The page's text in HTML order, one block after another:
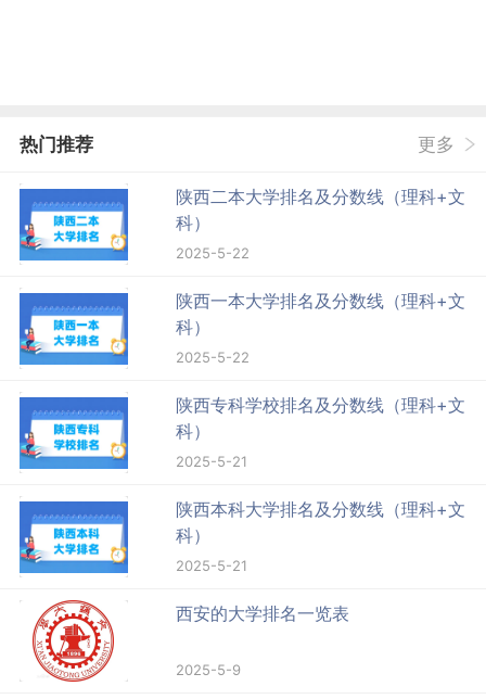
热门推荐 更多
陕西二本大学排名及分数线（理科+文
科）
2025-5-22
陕西一本大学排名及分数线（理科+文
科）
2025-5-22
陕西专科学校排名及分数线（理科+文
科）
2025-5-21
陕西本科大学排名及分数线（理科+文
科）
2025-5-21
西安的大学排名一览表
2025-5-9